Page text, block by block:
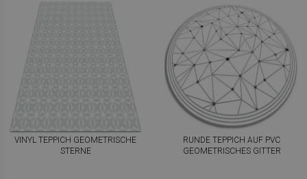
VINYL TEPPICH GEOMETRISCHE
STERNE
RUNDE TEPPICH AUF PVC
GEOMETRISCHES GITTER